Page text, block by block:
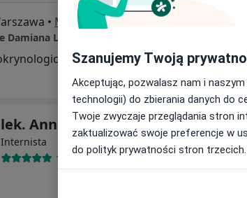
• Mapa
Lazurowa 71A
od 340 zł
lek. Anna Kohmann
Internista
18 opinii
Dziś
8 Sie
Szanujemy Twoją
Akceptując, pozwalasz nam i
technologii) do zbierania danych do
Twoje zwyczaje przeglądania stron
zaktualizować swoje preferencje w
do polityk prywatności stron